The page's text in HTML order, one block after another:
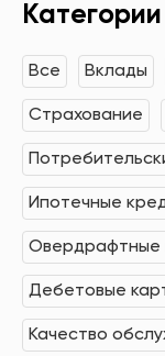
Все Вклады
Страхование
Ипотечные
Овердрафтные
Дебетовые
Качество